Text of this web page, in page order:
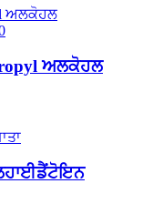
ਅਲਕੋਹਲ